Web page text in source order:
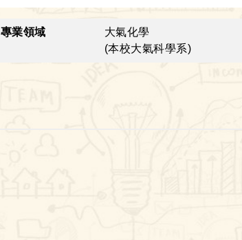
專業領域
大氣化學
(本校大氣科學系)